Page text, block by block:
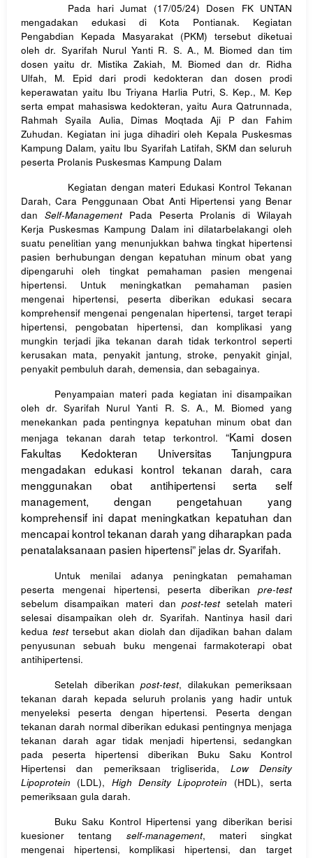
Pada hari Jumat (17/05/24) Dosen FK UNTAN
mengadakan edukasi di Kota Pontianak. Kegiatan
Pengabdian Kepada Masyarakat (PKM) tersebut diketuai
oleh dr. Syarifah Nurul Yanti R. S. A., M. Biomed dan tim
dosen yaitu dr. Mistika Zakiah, M. Biomed dan dr. Ridha
Ulfah, M. Epid dari prodi kedokteran dan dosen prodi
keperawatan yaitu Ibu Triyana Harlia Putri, S. Kep., M. Kep
serta empat mahasiswa kedokteran, yaitu Aura Qatrunnada,
Rahmah Syaila Aulia, Dimas Moqtada Aji P dan Fahim
Zuhudan. Kegiatan ini juga dihadiri oleh Kepala Puskesmas
Kampung Dalam, yaitu Ibu Syarifah Latifah, SKM dan seluruh
peserta Prolanis Puskesmas Kampung Dalam
Kegiatan dengan materi Edukasi Kontrol Tekanan
Darah, Cara Penggunaan Obat Anti Hipertensi yang Benar
dan Self-ManagementPada Peserta Prolanis di Wilayah
Kerja Puskesmas Kampung Dalam ini dilatarbelakangi oleh
suatu penelitian yang menunjukkan bahwa tingkat hipertensi
pasien berhubungan dengan kepatuhan minum obat yang
dipengaruhi oleh tingkat pemahaman pasien mengenai
hipertensi. Untuk meningkatkan pemahaman pasien
mengenai hipertensi, peserta diberikan edukasi secara
komprehensif mengenai pengenalan hipertensi, target terapi
hipertensi, pengobatan hipertensi, dan komplikasi yang
mungkin terjadi jika tekanan darah tidak terkontrol seperti
kerusakan mata, penyakit jantung, stroke, penyakit ginjal,
penyakit pembuluh darah, demensia, dan sebagainya.
Penyampaian materi pada kegiatan ini disampaikan
oleh dr. Syarifah Nurul Yanti R. S. A., M. Biomed yang
menekankan pada pentingnya kepatuhan minum obat dan
menjaga tekanan darah tetap terkontrol. “Kami dosen
Fakultas Kedokteran Universitas Tanjungpura
mengadakan edukasi kontrol tekanan darah, cara
menggunakan obat antihipertensi serta self
management, dengan pengetahuan yang
komprehensif ini dapat meningkatkan kepatuhan dan
mencapai kontrol tekanan darah yang diharapkan pada
penatalaksanaan pasien hipertensi” jelas dr. Syarifah.
Untuk menilai adanya peningkatan pemahaman
peserta mengenai hipertensi, peserta diberikan pre-test
sebelum disampaikan materi danpost-testsetelah materi
selesai disampaikan oleh dr. Syarifah. Nantinya hasil dari
kedua testtersebut akan diolah dan dijadikan bahan dalam
penyusunan sebuah buku mengenai farmakoterapi obat
antihipertensi.
Setelah diberikan post-test, dilakukan pemeriksaan
tekanan darah kepada seluruh prolanis yang hadir untuk
menyeleksi peserta dengan hipertensi. Peserta dengan
tekanan darah normal diberikan edukasi pentingnya menjaga
tekanan darah agar tidak menjadi hipertensi, sedangkan
pada peserta hipertensi diberikan Buku Saku Kontrol
Hipertensi dan pemeriksaan trigliserida, Low Density
Lipoprotein (LDL), High Density Lipoprotein (HDL), serta
pemeriksaan gula darah.
Buku Saku Kontrol Hipertensi yang diberikan berisi
kuesioner tentang self-management, materi singkat
mengenai hipertensi, komplikasi hipertensi, dan target